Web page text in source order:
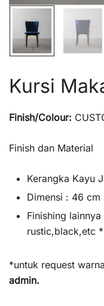
Kursi
Finish/Colour:
Finish dan Material
Kerangka Kayu
Dimensi : 46
Finishing
rustic,black,etc
*untuk request
admin.